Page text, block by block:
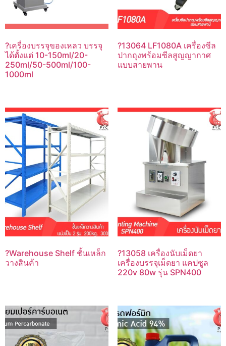
?เครื่องบรรจุของเหลว บรรจุ
ได้ตั้งแต่ 10-150ml/20-
250ml/50-500ml/100-
1000ml
?13064 LF1080A เครื่องซีล
ปากถุงพร้อมซีลสูญญากาศ
แบบสายพาน
?Warehouse Shelf ชั้นเหล็ก
วางสินค้า
?13058 เครื่องนับเม็ดยา
เครื่องบรรจุเม็ดยา แคปซูล
220v 80w รุ่น SPN400